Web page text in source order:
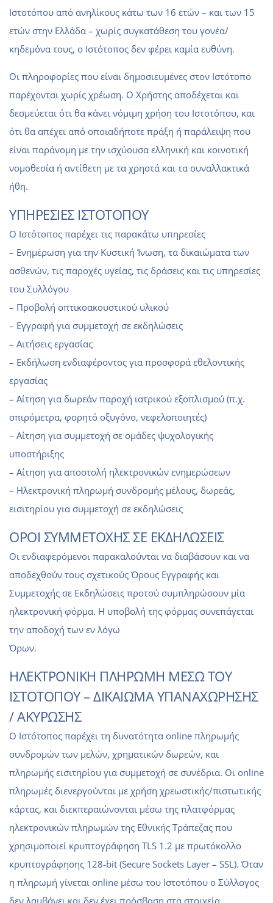
Ιστοτόπου από ανηλίκους κάτω των 16 ετών – και των 15
ετών στην Ελλάδα – χωρίς συγκατάθεση του γονέα/
κηδεμόνα τους, ο Ιστότοπος δεν φέρει καμία ευθύνη.
Οι πληροφορίες που είναι δημοσιευμένες στον Ιστότοπο
παρέχονται χωρίς χρέωση. Ο Χρήστης αποδέχεται και
δεσμεύεται ότι θα κάνει νόμιμη χρήση του Ιστοτόπου, και
ότι θα απέχει από οποιαδήποτε πράξη ή παράλειψη που
είναι παράνομη με την ισχύουσα ελληνική και κοινοτική
νομοθεσία ή αντίθετη με τα χρηστά και τα συναλλακτικά
ήθη.
ΥΠΗΡΕΣΙΕΣ ΙΣΤΟΤΟΠΟΥ
Ο Ιστότοπος παρέχει τις παρακάτω υπηρεσίες
– Ενημέρωση για την Κυστική Ίνωση, τα δικαιώματα των
ασθενών, τις παροχές υγείας, τις δράσεις και τις υπηρεσίες
του Συλλόγου
– Προβολή οπτικοακουστικού υλικού
– Εγγραφή για συμμετοχή σε εκδηλώσεις
– Αιτήσεις εργασίας
– Εκδήλωση ενδιαφέροντος για προσφορά εθελοντικής
εργασίας
– Αίτηση για δωρεάν παροχή ιατρικού εξοπλισμού (π.χ.
σπιρόμετρα, φορητό οξυγόνο, νεφελοποιητές)
– Αίτηση για συμμετοχή σε ομάδες ψυχολογικής
υποστήριξης
– Αίτηση για αποστολή ηλεκτρονικών ενημερώσεων
– Ηλεκτρονική πληρωμή συνδρομής μέλους, δωρεάς,
εισιτηρίου για συμμετοχή σε εκδηλώσεις
ΟΡΟΙ ΣΥΜΜΕΤΟΧΗΣ ΣΕ ΕΚΔΗΛΩΣΕΙΣ
Οι ενδιαφερόμενοι παρακαλούνται να διαβάσουν και να
αποδεχθούν τους σχετικούς Όρους Εγγραφής και
Συμμετοχής σε Εκδηλώσεις προτού συμπληρώσουν μία
ηλεκτρονική φόρμα. Η υποβολή της φόρμας συνεπάγεται
την αποδοχή των εν λόγω
Όρων.
ΗΛΕΚΤΡΟΝΙΚΗ ΠΛΗΡΩΜΗ ΜΕΣΩ ΤΟΥ
ΙΣΤΟΤΟΠΟΥ – ΔΙΚΑΙΩΜΑ ΥΠΑΝΑΧΩΡΗΣΗΣ
/ ΑΚΥΡΩΣΗΣ
Ο Ιστότοπος παρέχει τη δυνατότητα online πληρωμής
συνδρομών των μελών, χρηματικών δωρεών, και
πληρωμής εισιτηρίου για συμμετοχή σε συνέδρια. Οι online
πληρωμές διενεργούνται με χρήση χρεωστικής/πιστωτικής
κάρτας, και διεκπεραιώνονται μέσω της πλατφόρμας
ηλεκτρονικών πληρωμών της Εθνικής Τράπεζας που
χρησιμοποιεί κρυπτογράφηση TLS 1.2 με πρωτόκολλο
κρυπτογράφησης 128-bit (Secure Sockets Layer – SSL). Όταν
η πληρωμή γίνεται online μέσω του Ιστοτόπου ο Σύλλογος
δεν λαμβάνει και δεν έχει πρόσβαση στα στοιχεία